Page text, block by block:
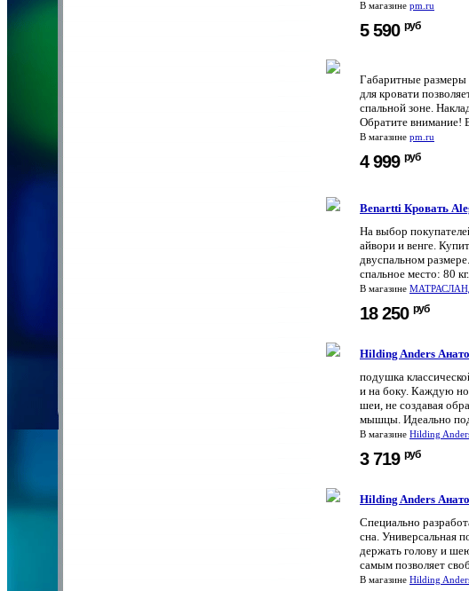
В магазине pm.ru
5 590 руб
Габаритные
для кровати
спальной зоне.
Обратите внимание!
В магазине pm.ru
4 999 руб
Benartti Кровать
На выбор
айвори и венге.
двуспальном
спальное место: 80 кг.
В магазине
18 250 руб
Hilding Anders
подушка
и на боку. Каждую
шеи, не создавая
мышцы. Идеально
В магазине Hilding
3 719 руб
Hilding Anders
Специально
сна. Универсальная
держать голову и
самым позволяет
В магазине Hilding